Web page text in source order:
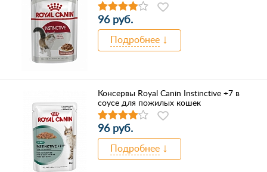
96 руб.
Подробнее
Консервы Royal Canin Instinctive +7 в
соусе для пожилых кошек
96 руб.
Подробнее